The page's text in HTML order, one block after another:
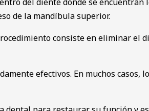
de la mandíbula superior.
consiste en eliminar
efectivos. En muchos